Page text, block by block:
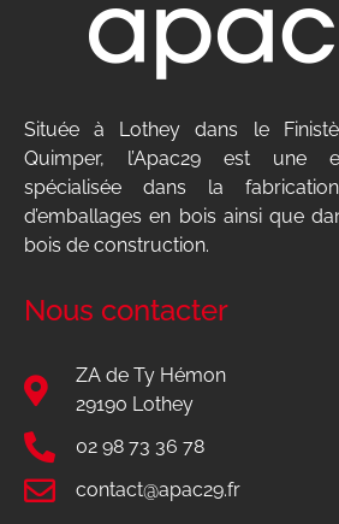
Située à Lothey dans le
Quimper, l’Apac29 est une
spécialisée dans la
d’emballages en bois ainsi que
bois de construction.
Nous contacter
ZA de Ty Hémon
29190 Lothey
02 98 73 36 78
contact@apac29.fr